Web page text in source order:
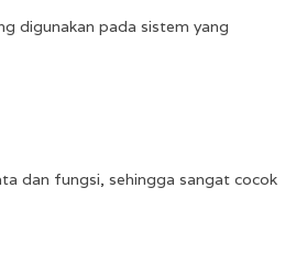
digunakan pada sistem yang
dan fungsi, sehingga sangat cocok